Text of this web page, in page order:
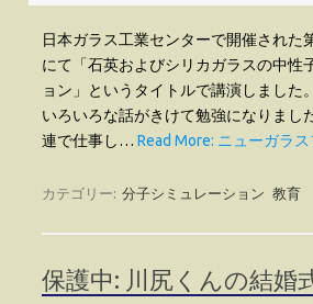
日本ガラス工業センターで開催された
にて「石英およびシリカガラスの中性
ョン」というタイトルで講演しました
いろいろな話がきけて勉強になりまし
連で仕事し… Read More: ニューガラ
カテゴリー: 分子シミュレーション 教育
保護中: 川尻くんの結婚